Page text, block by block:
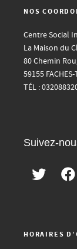
NOS
Centre Social
La Maison du
80 Chemin
59155
TÉL :
Suivez-
HORAIRES